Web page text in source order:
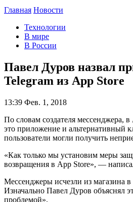
Главная Новости
Технологии
В мире
В России
Павел Дуров назвал
Telegram из App Store
13:39 Фев. 1, 2018
По словам создателя мессенджера, в
это приложение и альтернативный
пользователи могли получить
«Как только мы установим меры
возвращения в App Store», —
Мессенджеры исчезли из магазина в
Изначально Павел Дуров объяснял
проблемой».